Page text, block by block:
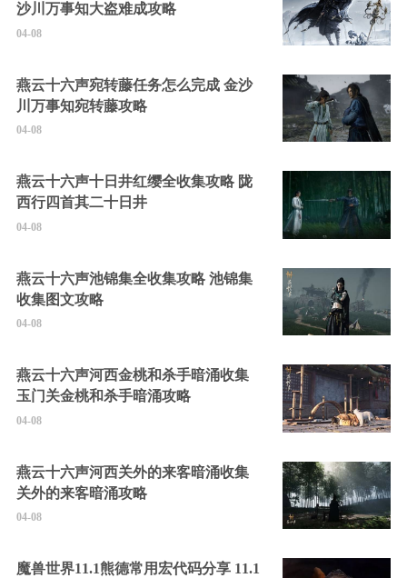
沙川万事知大盗难成攻略
04-08
燕云十六声宛转藤任务怎么完成 金沙
川万事知宛转藤攻略
04-08
燕云十六声十日井红缨全收集攻略 陇
西行四首其二十日井
04-08
燕云十六声池锦集全收集攻略 池锦集
收集图文攻略
04-08
燕云十六声河西金桃和杀手暗涌收集
玉门关金桃和杀手暗涌攻略
04-08
燕云十六声河西关外的来客暗涌收集
关外的来客暗涌攻略
04-08
魔兽世界11.1熊德常用宏代码分享 11.1